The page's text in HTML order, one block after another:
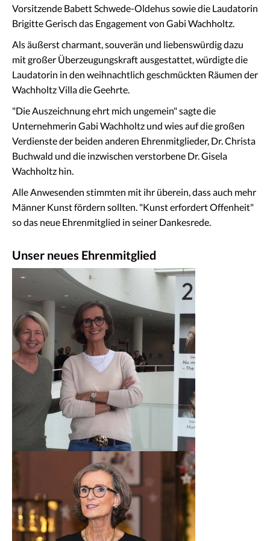
Vorsitzende Babett Schwede-Oldehus sowie die Laudatorin
Brigitte Gerisch das Engagement von Gabi Wachholtz.
Als äußerst charmant, souverän und liebenswürdig dazu
mit großer Überzeugungskraft ausgestattet, würdigte die
Laudatorin in den weihnachtlich geschmückten Räumen der
Wachholtz Villa die Geehrte.
"Die Auszeichnung ehrt mich ungemein" sagte die
Unternehmerin Gabi Wachholtz und wies auf die großen
Verdienste der beiden anderen Ehrenmitglieder, Dr. Christa
Buchwald und die inzwischen verstorbene Dr. Gisela
Wachholtz hin.
Alle Anwesenden stimmten mit ihr überein, dass auch mehr
Männer Kunst fördern sollten. "Kunst erfordert Offenheit"
so das neue Ehrenmitglied in seiner Dankesrede.
Unser neues Ehrenmitglied